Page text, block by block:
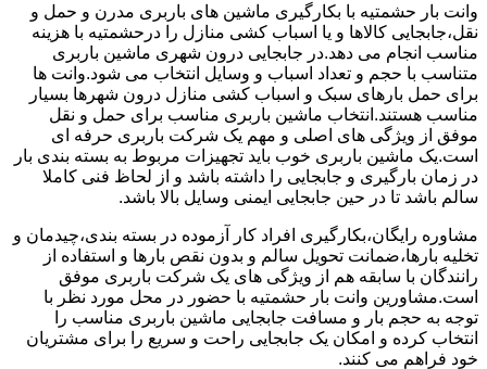
وانت بار حشمتیه با بکارگیری ماشین های باربری مدرن و حمل و
نقل،جابجایی کالاها و یا اسباب کشی منازل را درحشمتیه با هزینه
مناسب انجام می دهد.در جابجایی درون شهری ماشین باربری
متناسب با حجم و تعداد اسباب و وسایل انتخاب می شود.وانت ها
برای حمل بارهای سبک و اسباب کشی منازل درون شهرها بسیار
مناسب هستند.انتخاب ماشین باربری مناسب برای حمل و نقل
موفق از ویژگی های اصلی و مهم یک شرکت باربری حرفه ای
است.یک ماشین باربری خوب باید تجهیزات مربوط به بسته بندی بار
در زمان بارگیری و جابجایی را داشته باشد و از لحاظ فنی کاملا
سالم باشد تا در حین جابجایی ایمنی وسایل بالا باشد.
مشاوره رایگان،بکارگیری افراد کار آزموده در بسته بندی،چیدمان و
تخلیه بارها،ضمانت تحویل سالم و بدون نقص بارها و استفاده از
رانندگان با سابقه هم از ویژگی های یک شرکت باربری موفق
است.مشاورین وانت بار حشمتیه با حضور در محل مورد نظر با
توجه به حجم بار و مسافت جابجایی ماشین باربری مناسب را
انتخاب کرده و امکان یک جابجایی راحت و سریع را برای مشتریان
خود فراهم می کنند.